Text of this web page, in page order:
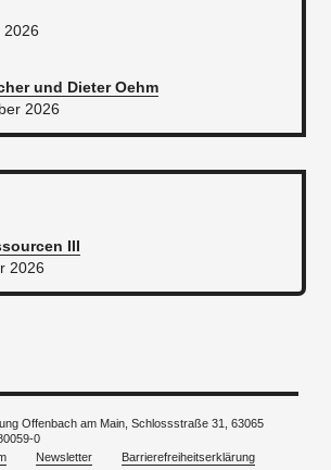
2026
und Dieter Oehm
2026
III
2026
Offenbach am Main, Schlossstraße 31, 63065
0
Newsletter Barrierefreiheitserklärung